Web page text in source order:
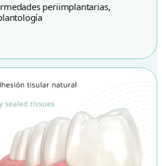
periimplantarias,